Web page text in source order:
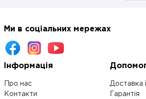
Ми в соціальних мережах
Інформація
Про нас
Контакти
Доставка
Гарантія